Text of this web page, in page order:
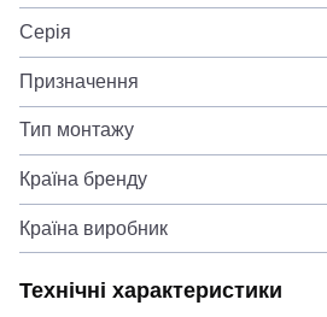
Серія
Призначення
Тип монтажу
Країна бренду
Країна виробник
Технічні характеристики